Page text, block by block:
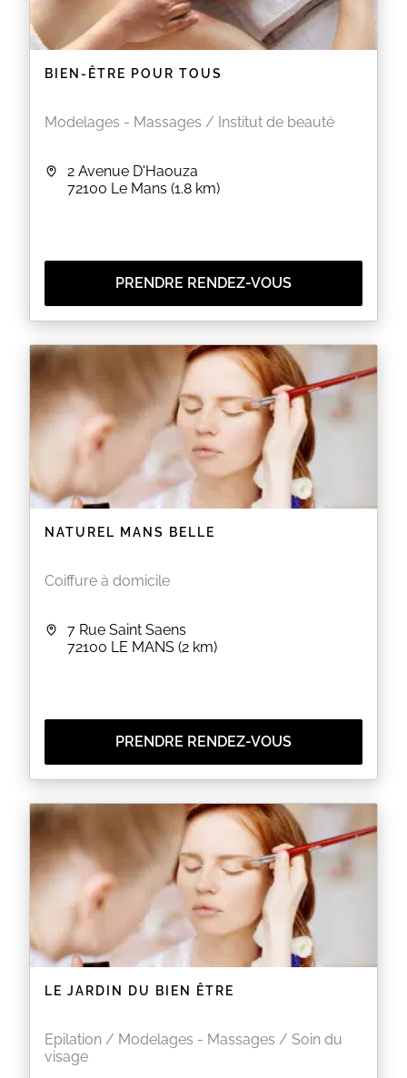
EN SAVOIR PLUS
BIEN-ÊTRE POUR TOUS
Modelages - Massages / Institut de beauté
2 Avenue D'Haouza
72100 Le Mans (1.8 km)
PRENDRE RENDEZ-VOUS
NATUREL MANS BELLE
Coiffure à domicile
7 Rue Saint Saens
72100 LE MANS (2 km)
PRENDRE RENDEZ-VOUS
LE JARDIN DU BIEN ÊTRE
Epilation / Modelages - Massages / Soin du
visage